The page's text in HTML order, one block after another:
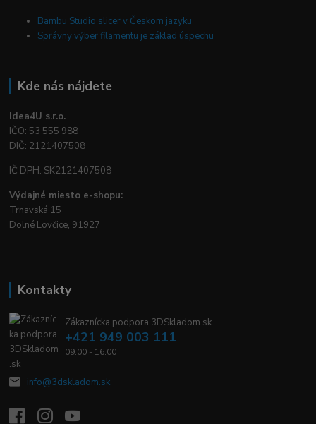
Bambu Studio slicer v Českom jazyku
Správny výber filamentu je základ úspechu
Kde nás nájdete
Idea4U s.r.o.
IČO: 53 555 988
DIČ: 2121407508
IČ DPH: SK2121407508
Výdajné miesto e-shopu:
Trnavská 15
Dolné Lovčice, 91927
Kontakty
Zákaznícka podpora 3DSkladom.sk
+421 949 003 111
09:00 - 16:00
info@3dskladom.sk